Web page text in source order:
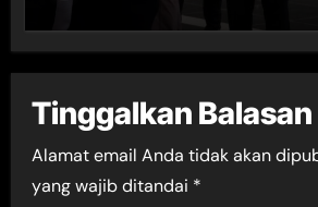
Tinggalkan Balasan
Alamat email Anda tidak akan
yang wajib ditandai *